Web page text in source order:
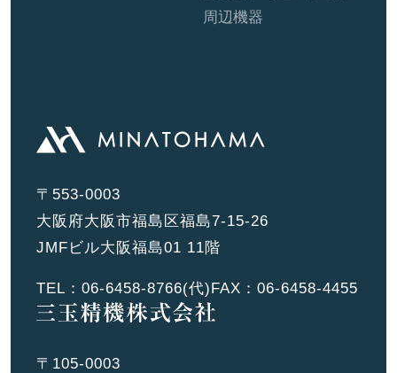
周辺機器
〒553-0003
大阪府大阪市福島区福島7-15-26
JMFビル大阪福島01 11階
TEL： 06-6458-8766(代)FAX：06-6458-4455
〒105-0003